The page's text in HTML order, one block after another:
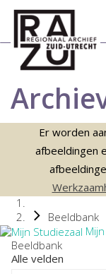
Er worden
afbeeldingen
Beeldbank
Beeldbank
Alle velden